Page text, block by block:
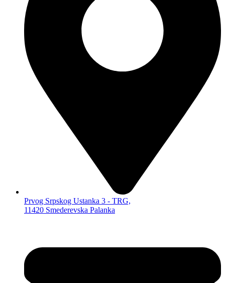
KUĆNA AUDIO VIDEO TEHNIKA
METEO STANICE
MIKRO HF-FI LINIJE
RADIO BUDILNICI
SENZORI,
TERMOMETRI…
KOMPJUTERSKI
PRODUŽNI
ADAPTERI KABLOVSKI
ELEKTRONSKE CIGARETE
UMBRELA
Prvog Srpskog Ustanka 3 - TRG,
11420 Smederevska Palanka